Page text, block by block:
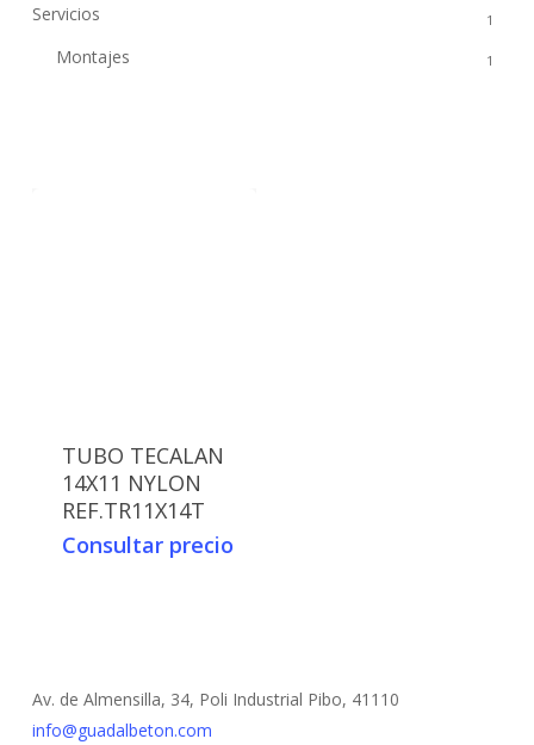
Servicios 1
Montajes 1
TUBO TECALAN
14X11 NYLON
REF.TR11X14T
Consultar precio
Av. de Almensilla, 34, Poli Industrial Pibo, 41110
info@guadalbeton.com